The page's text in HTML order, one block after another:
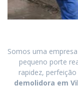
Somos uma empresa
pequeno porte
rapidez,
demolidora em